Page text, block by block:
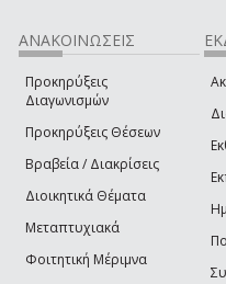
ΑΝΑΚΟΙΝΩΣΕΙΣ
Προκηρύξεις
Διαγωνισμών
Προκηρύξεις Θέσεων
Βραβεία / Διακρίσεις
Διοικητικά Θέματα
Μεταπτυχιακά
Φοιτητική Μέριμνα